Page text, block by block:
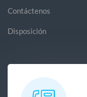
Contáctenos
Disposición